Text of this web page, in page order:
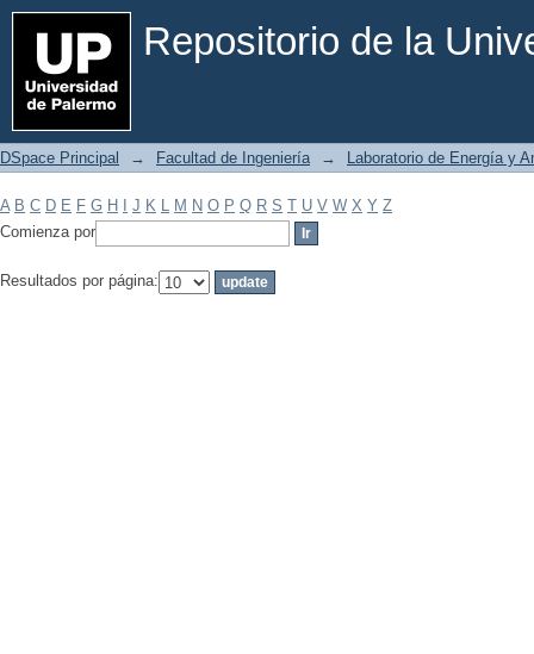
Repositorio de la
Filtrar por: Materia
DSpace Principal → Facultad de Ingeniería → Laboratorio de Energía y
A B C D E F G H J K L M N O P Q R S T U V W X Y Z
Comienza por
Resultados por página: